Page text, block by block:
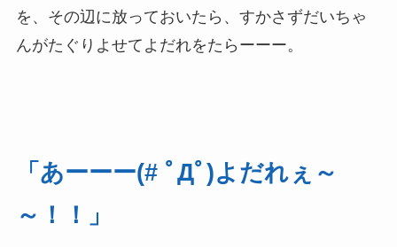
を、その辺に放っておいたら、すかさずだいちゃ
んがたぐりよせてよだれをたらーーー。
「あーーー(# ﾟДﾟ)よだれぇ～
～！！」